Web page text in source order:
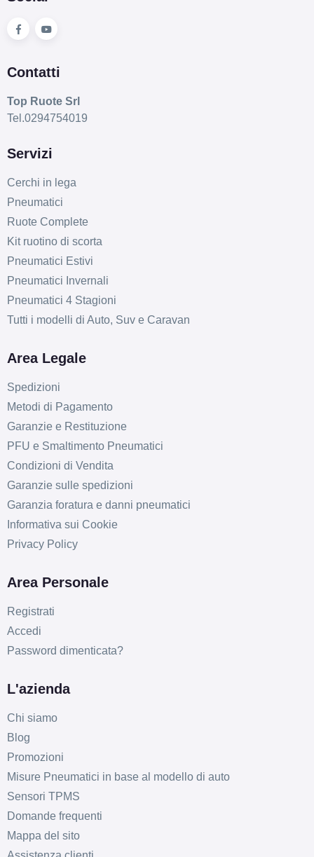
Contatti
Top Ruote Srl
Tel.0294754019
Servizi
Cerchi in lega
Pneumatici
Ruote Complete
Kit ruotino di scorta
Pneumatici Estivi
Pneumatici Invernali
Pneumatici 4 Stagioni
Tutti i modelli di Auto, Suv e Caravan
Area Legale
Spedizioni
Metodi di Pagamento
Garanzie e Restituzione
PFU e Smaltimento Pneumatici
Condizioni di Vendita
Garanzie sulle spedizioni
Garanzia foratura e danni pneumatici
Informativa sui Cookie
Privacy Policy
Area Personale
Registrati
Accedi
Password dimenticata?
L'azienda
Chi siamo
Blog
Promozioni
Misure Pneumatici in base al modello di auto
Sensori TPMS
Domande frequenti
Mappa del sito